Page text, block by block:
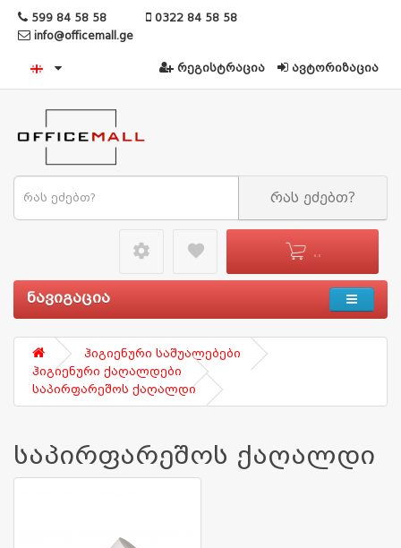
599 84 58 58
0322 84 58 58
info@officemall.ge
რეგისტრაცია ავტორიზაცია
რას ეძებთ?
0 - 0
favorite
settings49
ნავიგაცია
ჰიგიენური საშუალებები
ჰიგიენური ქაღალდები
საპირფარეშოს ქაღალდი
საპირფარეშოს ქაღალდი